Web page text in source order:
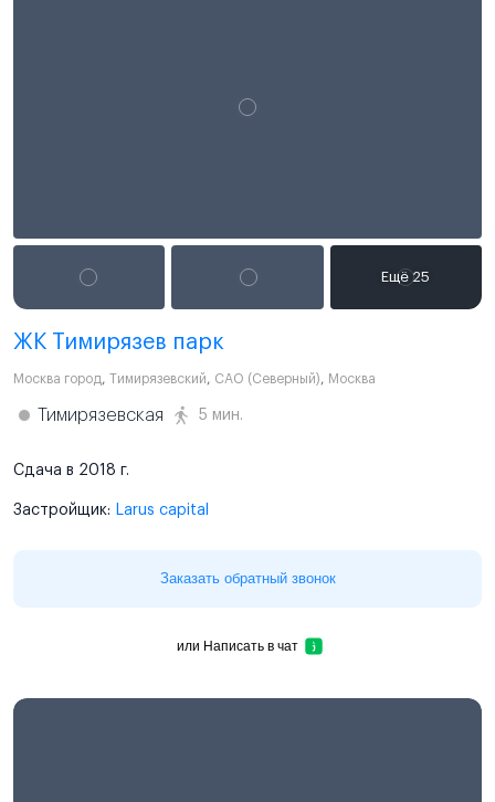
ЖК Тимирязев парк
Москва город, Тимирязевский, САО (Северный), Москва
Тимирязевская 5 мин.
Сдача в 2018 г.
Застройщик: Larus capital
Заказать обратный звонок
или Написать в чат